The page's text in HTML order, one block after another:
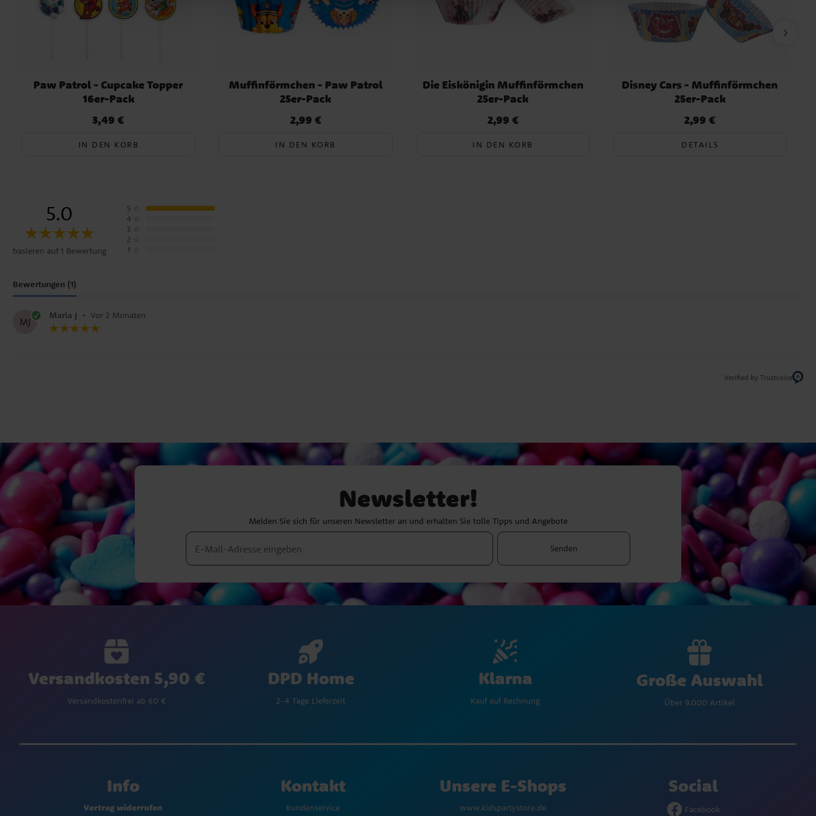
Paw Patrol - Cupcake Topper
16er-Pack
Preis:3,49 €
3,49 €
IN DEN KORB
Muffinförmchen - Paw Patrol
25er-Pack
Preis:2,99 €
2,99 €
IN DEN KORB
Die Eiskönigin Muffinförmchen
25er-Pack
Preis:2,99 €
2,99 €
IN DEN KORB
Disney Cars - Muffinförmchen
25er-Pack
Preis:2,99 €
2,99 €
DETAILS
5.0
basieren auf 1 Bewertung
5
4
3
2
1
Bewertungen (1)
MJ
Maria J • Vor 2 Monaten
Verified by Trustvoice
Newsletter!
Melden Sie sich für unseren Newsletter an und erhalten Sie tolle Tipps und Angebote
Senden
Versandkosten 5,90 €
Versandkostenfrei ab 60 €
DPD Home
2-4 Tage Lieferzeit
Klarna
Kauf auf Rechnung
Große Auswahl
Über 9.000 Artikel
Info
Vertrag widerrufen
Kontakt
Kundenservice
Unsere E-Shops
www.kidspartystore.de
Social
Facebook